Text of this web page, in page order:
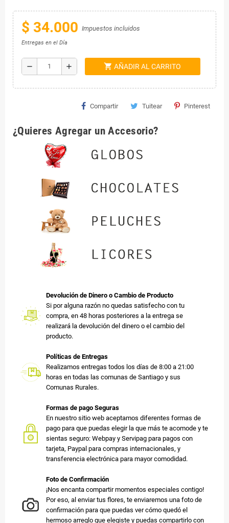
$ 34.000 Impuestos incluidos
Entregas en el Día
remove add shopping_cart AÑADIR AL CARRITO
Compartir Tuitear Pinterest
¿Quieres Agregar un Accesorio?
Devolución de Dinero o Cambio de Producto
Si por alguna razón no quedas satisfecho con tu
compra, en 48 horas posteriores a la entrega se
realizará la devolución del dinero o el cambio del
producto.
Políticas de Entregas
Realizamos entregas todos los días de 8:00 a 21:00
horas en todas las comunas de Santiago y sus
Comunas Rurales.
Formas de pago Seguras
En nuestro sitio web aceptamos diferentes formas de
pago para que puedas elegir la que más te acomode y te
sientas seguro: Webpay y Servipag para pagos con
tarjeta, Paypal para compras internacionales, y
transferencia electrónica para mayor comodidad.
Foto de Confirmación
¡Nos encanta compartir momentos especiales contigo!
Por eso, al enviar tus flores, te enviaremos una foto de
confirmación para que puedas ver cómo quedó el
hermoso arreglo que elegiste y puedas compartirlo con